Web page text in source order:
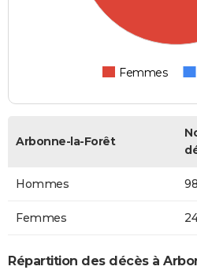
Femmes
Arbonne-la-Forêt
Hommes 98
Femmes
Répartition des décès à